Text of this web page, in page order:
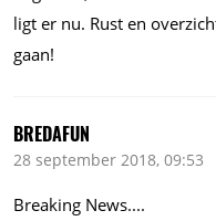
ligt er nu. Rust en
gaan!
BREDAFUN
28 september 2018, 09:53
Breaking News....